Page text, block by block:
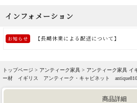
トップページ > アンティーク家具 > アンティーク家具 イ
ー材 イギリス アンティーク・キャビネット
商品詳細